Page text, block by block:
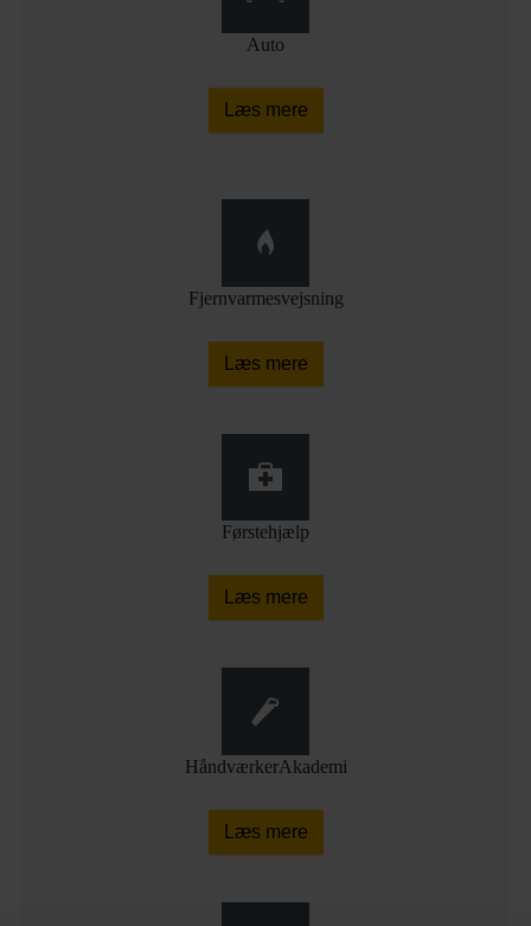
Auto
Læs mere
Fjernvarmesvejsning
Læs mere
Førstehjælp
Læs mere
HåndværkerAkademi
Læs mere